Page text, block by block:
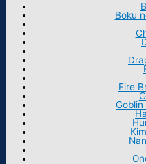
Boku
Fire
Goblin